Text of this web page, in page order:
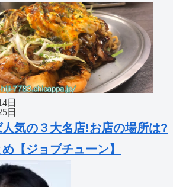
日
日
気の３大名店!お店の場所は?
【ジョブチューン】